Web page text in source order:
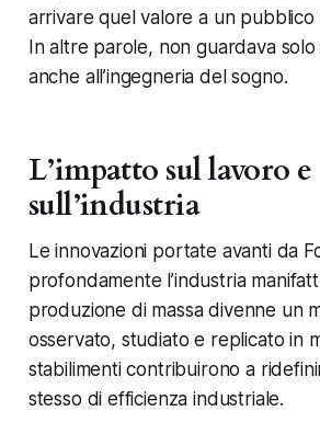
arrivare quel valore a un pubblico
In altre parole, non guardava solo
anche all’ingegneria del sogno.
L’impatto sul lavoro e
sull’industria
Le innovazioni portate avanti da
profondamente l’industria
produzione di massa divenne un
osservato, studiato e replicato in
stabilimenti contribuirono a
stesso di efficienza industriale.